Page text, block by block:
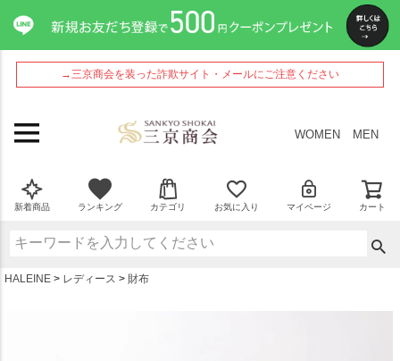
→三京商会を装った詐欺サイト・メールにご注意ください
WOMEN MEN
新着商品 ランキング カテゴリ お気に入り マイページ カート
HALEINE レディース 財布
ペー
ジト
ップ
へ